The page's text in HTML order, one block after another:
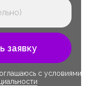
заявку
с условиями